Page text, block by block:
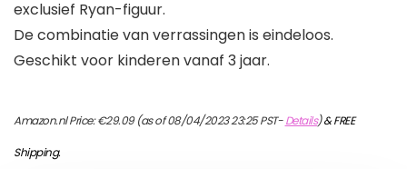
exclusief Ryan-figuur.
De combinatie van verrassingen is eindeloos.
Geschikt voor kinderen vanaf 3 jaar.
Amazon.nl Price:€29.09(as of 08/04/2023 23:25 PST-Details)&FREE
Shipping.